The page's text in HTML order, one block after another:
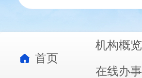
首页
机构概览
在线办事